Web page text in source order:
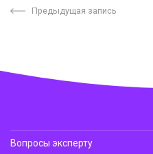
Предыдущая запись
Вопросы эксперту